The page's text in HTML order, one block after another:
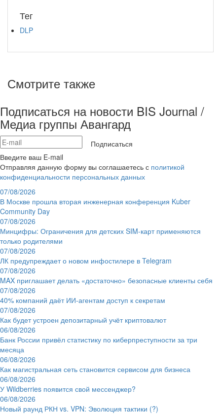
Тег
DLP
Смотрите также
Подписаться на новости BIS Journal /
Медиа группы Авангард
Подписаться
Введите ваш E-mail
Отправляя данную форму вы соглашаетесь с политикой
конфиденциальности персональных данных
07/08/2026
В Москве прошла вторая инженерная конференция Kuber
Community Day
07/08/2026
Минцифры: Ограничения для детских SIM-карт применяются
только родителями
07/08/2026
ЛК предупреждает о новом инфостилере в Telegram
07/08/2026
MAX приглашает делать «достаточно» безопасные клиенты себя
07/08/2026
40% компаний даёт ИИ‑агентам доступ к секретам
07/08/2026
Как будет устроен депозитарный учёт криптовалют
06/08/2026
Банк России привёл статистику по киберпреступности за три
месяца
06/08/2026
Как магистральная сеть становится сервисом для бизнеса
06/08/2026
У Wildberries появится свой мессенджер?
06/08/2026
Новый раунд РКН vs. VPN: Эволюция тактики (?)